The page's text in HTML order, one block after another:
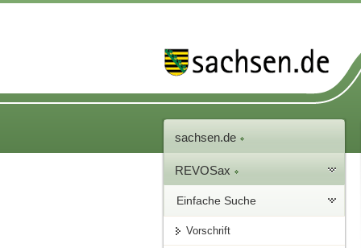
sachsen.de
REVOSax
Einfache Suche
Vorschrift